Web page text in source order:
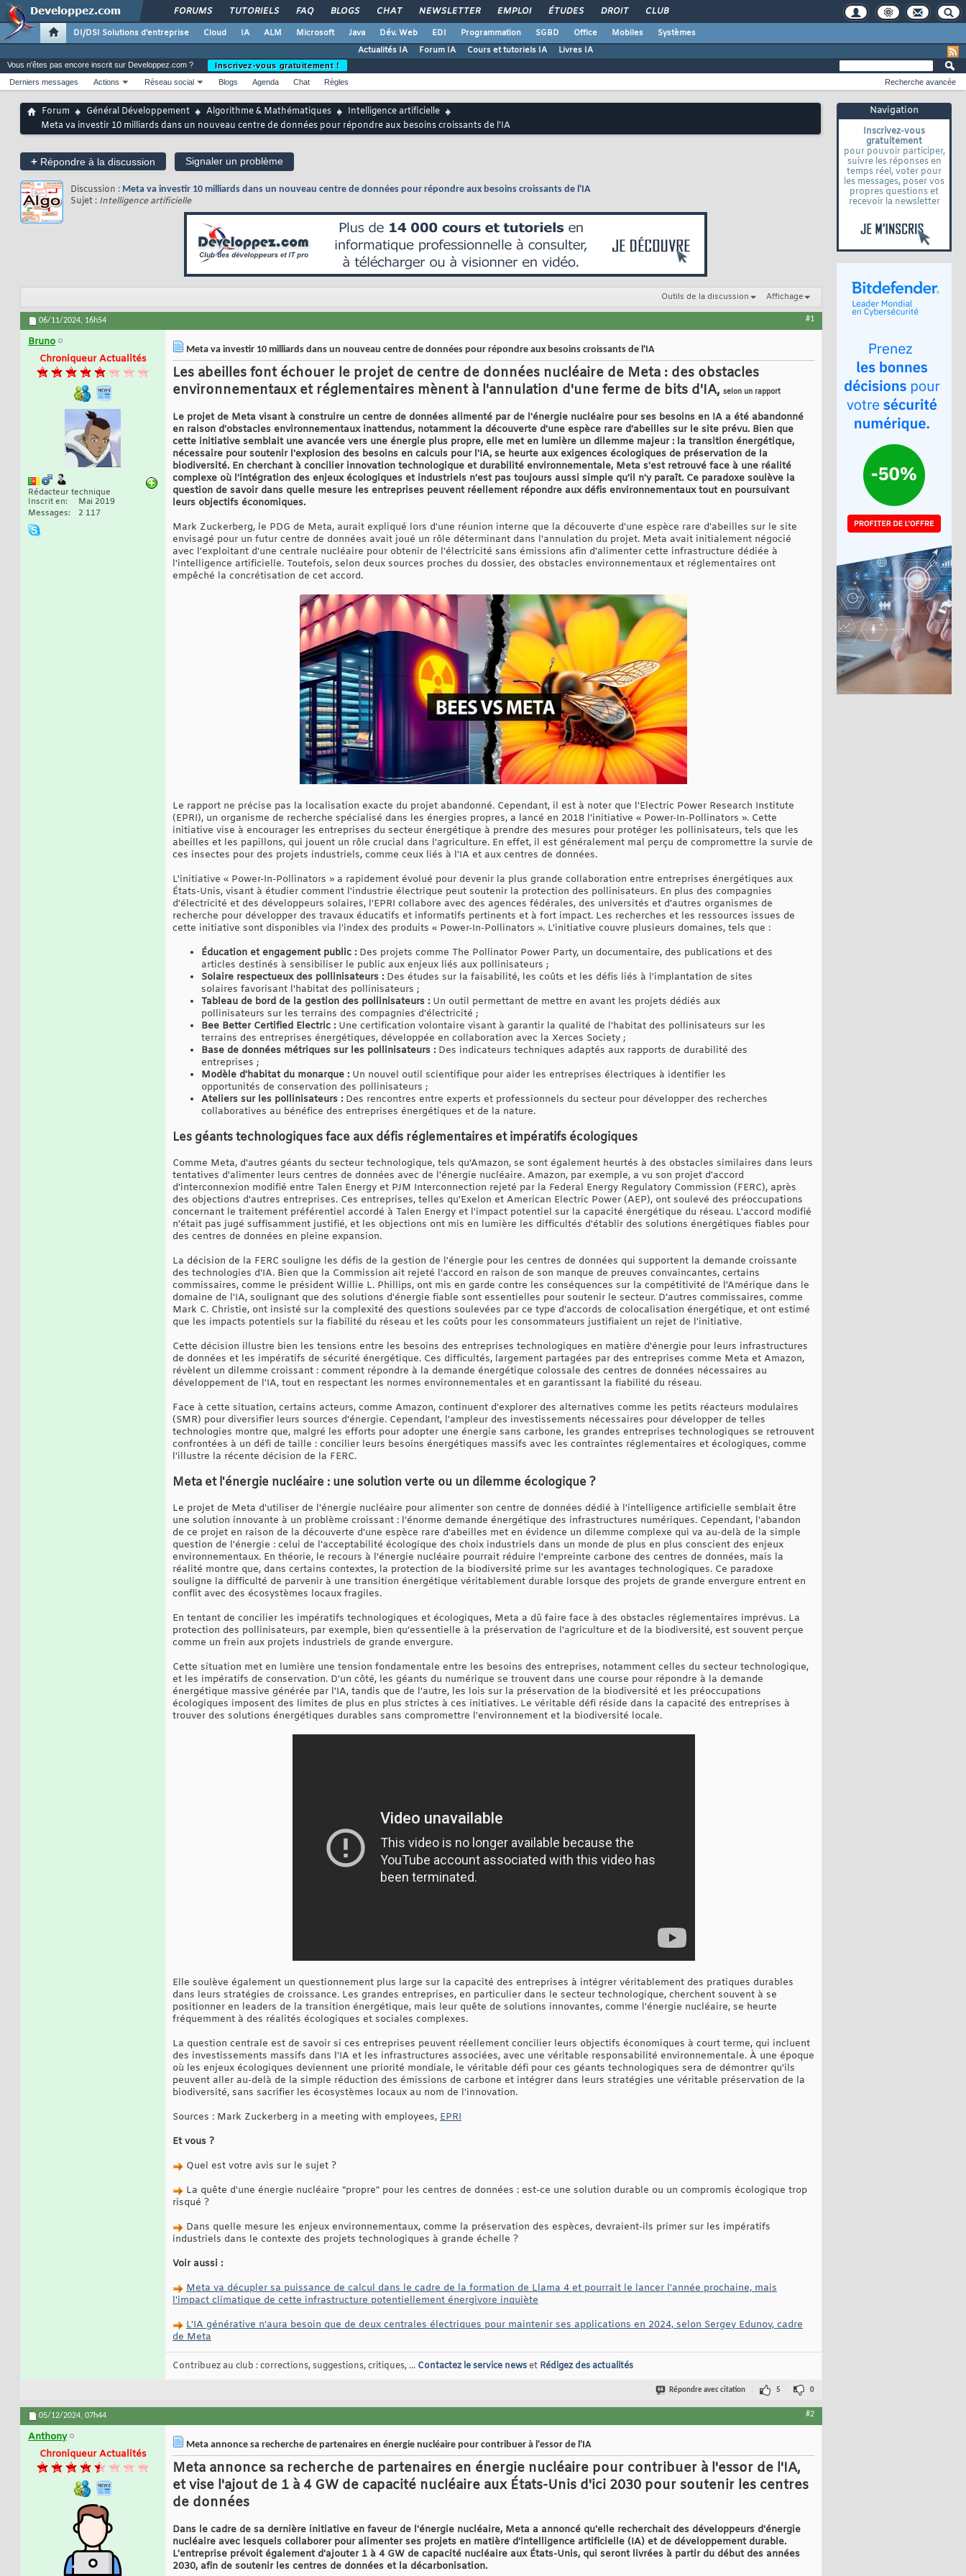
FORUMS TUTORIELS FAQ BLOGS CHAT NEWSLETTER EMPLOI ÉTUDES DROIT CLUB
DI/DSI Solutions d'entreprise Cloud IA ALM Microsoft Java Dév. Web EDI Programmation SGBD Office Mobiles
Systèmes
Actualités IA
Forum IA Cours et tutoriels IA Livres IA
Navigation
Inscrivez-vous
gratuitement
pour pouvoir participer,
suivre les réponses en
temps réel, voter pour
les messages, poser vos
propres questions et
recevoir la newsletter
Vous n'êtes pas encore inscrit sur Developpez.com ?
Inscrivez-vous gratuitement !
Derniers messages
Actions Réseau social Blogs Agenda Chat Règles Recherche avancée
Forum Général Développement Algorithme & Mathématiques
Intelligence artificielle
Meta va investir 10 milliards dans un nouveau centre de données pour répondre aux besoins croissants de l'IA
+ Répondre à la discussion Signaler un problème
Discussion : Meta va investir 10 milliards dans un nouveau centre de données pour répondre aux besoins croissants de l'IA
Sujet : Intelligence artificielle
Outils de la discussion Affichage
06/11/2024, 16h54 #1
Bruno
Chroniqueur Actualités
Rédacteur technique
Inscrit en
Mai 2019
Messages
2 117
Meta va investir 10 milliards dans un nouveau centre de données pour répondre aux besoins croissants de l'IA
Les abeilles font échouer le projet de centre de données nucléaire de Meta : des obstacles
environnementaux et réglementaires mènent à l'annulation d'une ferme de bits d'IA, selon un rapport
Le projet de Meta visant à construire un centre de données alimenté par de l'énergie nucléaire pour ses besoins en IA a été abandonné
en raison d'obstacles environnementaux inattendus, notamment la découverte d'une espèce rare d'abeilles sur le site prévu. Bien que
cette initiative semblait une avancée vers une énergie plus propre, elle met en lumière un dilemme majeur : la transition énergétique,
nécessaire pour soutenir l'explosion des besoins en calculs pour l'IA, se heurte aux exigences écologiques de préservation de la
biodiversité. En cherchant à concilier innovation technologique et durabilité environnementale, Meta s'est retrouvé face à une réalité
complexe où l'intégration des enjeux écologiques et industriels n'est pas toujours aussi simple qu'il n'y paraît. Ce paradoxe soulève la
question de savoir dans quelle mesure les entreprises peuvent réellement répondre aux défis environnementaux tout en poursuivant
leurs objectifs économiques.
Mark Zuckerberg, le PDG de Meta, aurait expliqué lors d'une réunion interne que la découverte d'une espèce rare d'abeilles sur le site
envisagé pour un futur centre de données avait joué un rôle déterminant dans l'annulation du projet. Meta avait initialement négocié
avec l'exploitant d'une centrale nucléaire pour obtenir de l'électricité sans émissions afin d'alimenter cette infrastructure dédiée à
l'intelligence artificielle. Toutefois, selon deux sources proches du dossier, des obstacles environnementaux et réglementaires ont
empêché la concrétisation de cet accord.
Le rapport ne précise pas la localisation exacte du projet abandonné. Cependant, il est à noter que l'Electric Power Research Institute
(EPRI), un organisme de recherche spécialisé dans les énergies propres, a lancé en 2018 l'initiative « Power-In-Pollinators ». Cette
initiative vise à encourager les entreprises du secteur énergétique à prendre des mesures pour protéger les pollinisateurs, tels que les
abeilles et les papillons, qui jouent un rôle crucial dans l'agriculture. En effet, il est généralement mal perçu de compromettre la survie de
ces insectes pour des projets industriels, comme ceux liés à l'IA et aux centres de données.
L'initiative « Power-In-Pollinators » a rapidement évolué pour devenir la plus grande collaboration entre entreprises énergétiques aux
États-Unis, visant à étudier comment l'industrie électrique peut soutenir la protection des pollinisateurs. En plus des compagnies
d'électricité et des développeurs solaires, l'EPRI collabore avec des agences fédérales, des universités et d'autres organismes de
recherche pour développer des travaux éducatifs et informatifs pertinents et à fort impact. Les recherches et les ressources issues de
cette initiative sont disponibles via l'index des produits « Power-In-Pollinators ». L'initiative couvre plusieurs domaines, tels que :
Éducation et engagement public : Des projets comme The Pollinator Power Party, un documentaire, des publications et des
articles destinés à sensibiliser le public aux enjeux liés aux pollinisateurs ;
Solaire respectueux des pollinisateurs : Des études sur la faisabilité, les coûts et les défis liés à l'implantation de sites
solaires favorisant l'habitat des pollinisateurs ;
Tableau de bord de la gestion des pollinisateurs : Un outil permettant de mettre en avant les projets dédiés aux
pollinisateurs sur les terrains des compagnies d'électricité ;
Bee Better Certified Electric : Une certification volontaire visant à garantir la qualité de l'habitat des pollinisateurs sur les
terrains des entreprises énergétiques, développée en collaboration avec la Xerces Society ;
Base de données métriques sur les pollinisateurs : Des indicateurs techniques adaptés aux rapports de durabilité des
entreprises ;
Modèle d'habitat du monarque : Un nouvel outil scientifique pour aider les entreprises électriques à identifier les
opportunités de conservation des pollinisateurs ;
Ateliers sur les pollinisateurs : Des rencontres entre experts et professionnels du secteur pour développer des recherches
collaboratives au bénéfice des entreprises énergétiques et de la nature.
Les géants technologiques face aux défis réglementaires et impératifs écologiques
Comme Meta, d'autres géants du secteur technologique, tels qu'Amazon, se sont également heurtés à des obstacles similaires dans leurs
tentatives d'alimenter leurs centres de données avec de l'énergie nucléaire. Amazon, par exemple, a vu son projet d'accord
d'interconnexion modifié entre Talen Energy et PJM Interconnection rejeté par la Federal Energy Regulatory Commission (FERC), après
des objections d'autres entreprises. Ces entreprises, telles qu'Exelon et American Electric Power (AEP), ont soulevé des préoccupations
concernant le traitement préférentiel accordé à Talen Energy et l'impact potentiel sur la capacité énergétique du réseau. L'accord modifié
n'était pas jugé suffisamment justifié, et les objections ont mis en lumière les difficultés d'établir des solutions énergétiques fiables pour
des centres de données en pleine expansion.
La décision de la FERC souligne les défis de la gestion de l'énergie pour les centres de données qui supportent la demande croissante
des technologies d'IA. Bien que la Commission ait rejeté l'accord en raison de son manque de preuves convaincantes, certains
commissaires, comme le président Willie L. Phillips, ont mis en garde contre les conséquences sur la compétitivité de l'Amérique dans le
domaine de l'IA, soulignant que des solutions d'énergie fiable sont essentielles pour soutenir le secteur. D'autres commissaires, comme
Mark C. Christie, ont insisté sur la complexité des questions soulevées par ce type d'accords de colocalisation énergétique, et ont estimé
que les impacts potentiels sur la fiabilité du réseau et les coûts pour les consommateurs justifiaient un rejet de l'initiative.
Cette décision illustre bien les tensions entre les besoins des entreprises technologiques en matière d'énergie pour leurs infrastructures
de données et les impératifs de sécurité énergétique. Ces difficultés, largement partagées par des entreprises comme Meta et Amazon,
révèlent un dilemme croissant : comment répondre à la demande énergétique colossale des centres de données nécessaires au
développement de l'IA, tout en respectant les normes environnementales et en garantissant la fiabilité du réseau.
Face à cette situation, certains acteurs, comme Amazon, continuent d'explorer des alternatives comme les petits réacteurs modulaires
(SMR) pour diversifier leurs sources d'énergie. Cependant, l'ampleur des investissements nécessaires pour développer de telles
technologies montre que, malgré les efforts pour adopter une énergie sans carbone, les grandes entreprises technologiques se retrouvent
confrontées à un défi de taille : concilier leurs besoins énergétiques massifs avec les contraintes réglementaires et écologiques, comme
l'illustre la récente décision de la FERC.
Meta et l'énergie nucléaire : une solution verte ou un dilemme écologique ?
Le projet de Meta d'utiliser de l'énergie nucléaire pour alimenter son centre de données dédié à l'intelligence artificielle semblait être
une solution innovante à un problème croissant : l'énorme demande énergétique des infrastructures numériques. Cependant, l'abandon
de ce projet en raison de la découverte d'une espèce rare d'abeilles met en évidence un dilemme complexe qui va au-delà de la simple
question de l'énergie : celui de l'acceptabilité écologique des choix industriels dans un monde de plus en plus conscient des enjeux
environnementaux. En théorie, le recours à l'énergie nucléaire pourrait réduire l'empreinte carbone des centres de données, mais la
réalité montre que, dans certains contextes, la protection de la biodiversité prime sur les avantages technologiques. Ce paradoxe
souligne la difficulté de parvenir à une transition énergétique véritablement durable lorsque des projets de grande envergure entrent en
conflit avec des écosystèmes locaux fragiles.
En tentant de concilier les impératifs technologiques et écologiques, Meta a dû faire face à des obstacles réglementaires imprévus. La
protection des pollinisateurs, par exemple, bien qu’essentielle à la préservation de l'agriculture et de la biodiversité, est souvent perçue
comme un frein aux projets industriels de grande envergure.
Cette situation met en lumière une tension fondamentale entre les besoins des entreprises, notamment celles du secteur technologique,
et les impératifs de conservation. D'un côté, les géants du numérique se trouvent dans une course pour répondre à la demande
énergétique massive générée par l'IA, tandis que de l'autre, les lois sur la préservation de la biodiversité et les préoccupations
écologiques imposent des limites de plus en plus strictes à ces initiatives. Le véritable défi réside dans la capacité des entreprises à
trouver des solutions énergétiques durables sans compromettre l'environnement et la biodiversité locale.
Elle soulève également un questionnement plus large sur la capacité des entreprises à intégrer véritablement des pratiques durables
dans leurs stratégies de croissance. Les grandes entreprises, en particulier dans le secteur technologique, cherchent souvent à se
positionner en leaders de la transition énergétique, mais leur quête de solutions innovantes, comme l'énergie nucléaire, se heurte
fréquemment à des réalités écologiques et sociales complexes.
La question centrale est de savoir si ces entreprises peuvent réellement concilier leurs objectifs économiques à court terme, qui incluent
des investissements massifs dans l'IA et les infrastructures associées, avec une véritable responsabilité environnementale. À une époque
où les enjeux écologiques deviennent une priorité mondiale, le véritable défi pour ces géants technologiques sera de démontrer qu'ils
peuvent aller au-delà de la simple réduction des émissions de carbone et intégrer dans leurs stratégies une véritable préservation de la
biodiversité, sans sacrifier les écosystèmes locaux au nom de l'innovation.
Sources : Mark Zuckerberg in a meeting with employees, EPRI
Et vous ?
Quel est votre avis sur le sujet ?
La quête d'une énergie nucléaire "propre" pour les centres de données : est-ce une solution durable ou un compromis écologique trop
risqué ?
Dans quelle mesure les enjeux environnementaux, comme la préservation des espèces, devraient-ils primer sur les impératifs
industriels dans le contexte des projets technologiques à grande échelle ?
Voir aussi :
Meta va décupler sa puissance de calcul dans le cadre de la formation de Llama 4 et pourrait le lancer l'année prochaine, mais
l'impact climatique de cette infrastructure potentiellement énergivore inquiète
L'IA générative n'aura besoin que de deux centrales électriques pour maintenir ses applications en 2024, selon Sergey Edunov, cadre
de Meta
Contribuez au club : corrections, suggestions, critiques, ... Contactez le service newset Rédigez des actualités
Répondre avec citation 5 0
05/12/2024, 07h44 #2
Anthony
Chroniqueur Actualités
Meta annonce sa recherche de partenaires en énergie nucléaire pour contribuer à l'essor de l'IA
Meta annonce sa recherche de partenaires en énergie nucléaire pour contribuer à l'essor de l'IA,
et vise l'ajout de 1 à 4 GW de capacité nucléaire aux États-Unis d'ici 2030 pour soutenir les centres
de données
Dans le cadre de sa dernière initiative en faveur de l'énergie nucléaire, Meta a annoncé qu'elle recherchait des développeurs d'énergie
nucléaire avec lesquels collaborer pour alimenter ses projets en matière d'intelligence artificielle (IA) et de développement durable.
L'entreprise prévoit également d'ajouter 1 à 4 GW de capacité nucléaire aux États-Unis, qui seront livrées à partir du début des années
2030, afin de soutenir les centres de données et la décarbonisation.